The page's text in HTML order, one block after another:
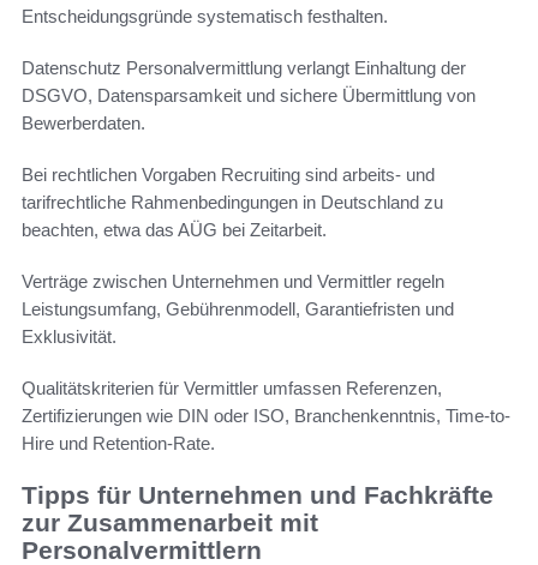
Entscheidungsgründe systematisch festhalten.
Datenschutz Personalvermittlung verlangt Einhaltung der
DSGVO, Datensparsamkeit und sichere Übermittlung von
Bewerberdaten.
Bei rechtlichen Vorgaben Recruiting sind arbeits- und
tarifrechtliche Rahmenbedingungen in Deutschland zu
beachten, etwa das AÜG bei Zeitarbeit.
Verträge zwischen Unternehmen und Vermittler regeln
Leistungsumfang, Gebührenmodell, Garantiefristen und
Exklusivität.
Qualitätskriterien für Vermittler umfassen Referenzen,
Zertifizierungen wie DIN oder ISO, Branchenkenntnis, Time-to-
Hire und Retention-Rate.
Tipps für Unternehmen und Fachkräfte
zur Zusammenarbeit mit
Personalvermittlern